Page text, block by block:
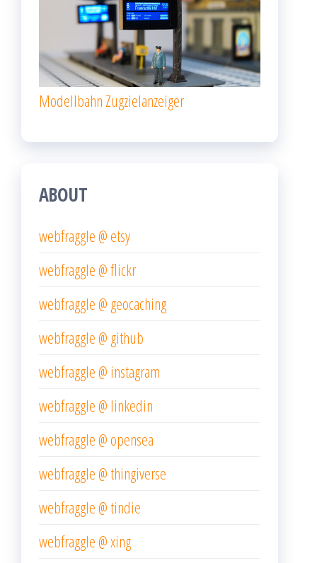
Modellbahn Zugzielanzeiger
ABOUT
webfraggle @ etsy
webfraggle @ flickr
webfraggle @ geocaching
webfraggle @ github
webfraggle @ instagram
webfraggle @ linkedin
webfraggle @ opensea
webfraggle @ thingiverse
webfraggle @ tindie
webfraggle @ xing